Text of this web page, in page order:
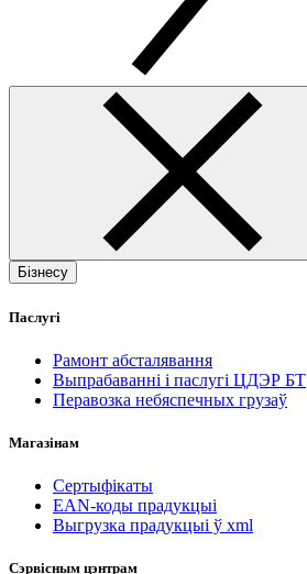
Бізнесу
Паслугі
Рамонт абсталявання
Выпрабаванні і паслугі ЦДЭР БТ
Перавозка небяспечных грузаў
Магазінам
Сертыфікаты
EAN-коды прадукцыі
Выгрузка прадукцыі ў xml
Сэрвісным цэнтрам